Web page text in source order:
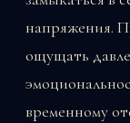
напряжения.
ощущать
временному